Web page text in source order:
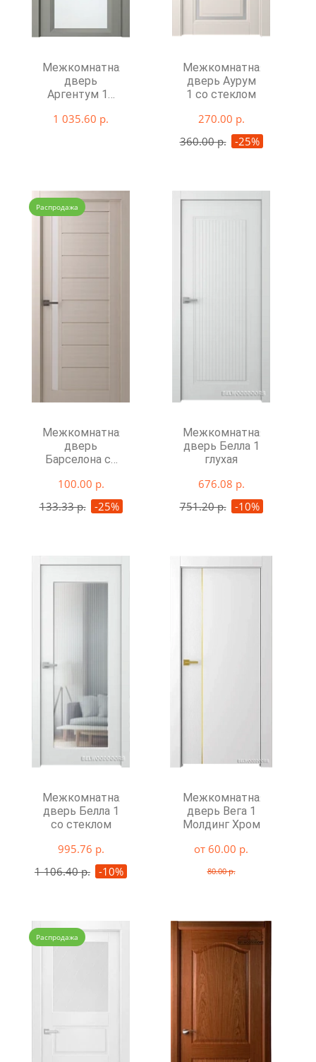
Межкомнатная
дверь
Аргентум 1E
1 035.60 р.
Межкомнатная
дверь Аурум
1 со стеклом
270.00 р.
360.00 р.
-25%
Распродажа
Межкомнатная
дверь
Барселона со
100.00 р.
133.33 р.
-25%
Межкомнатная
дверь Белла 1
глухая
676.08 р.
751.20 р.
-10%
Межкомнатная
дверь Белла 1
со стеклом
995.76 р.
1 106.40 р. -10%
Межкомнатная
дверь Вега 1
Молдинг Хром
от 60.00 р.
80.00 р.
Распродажа